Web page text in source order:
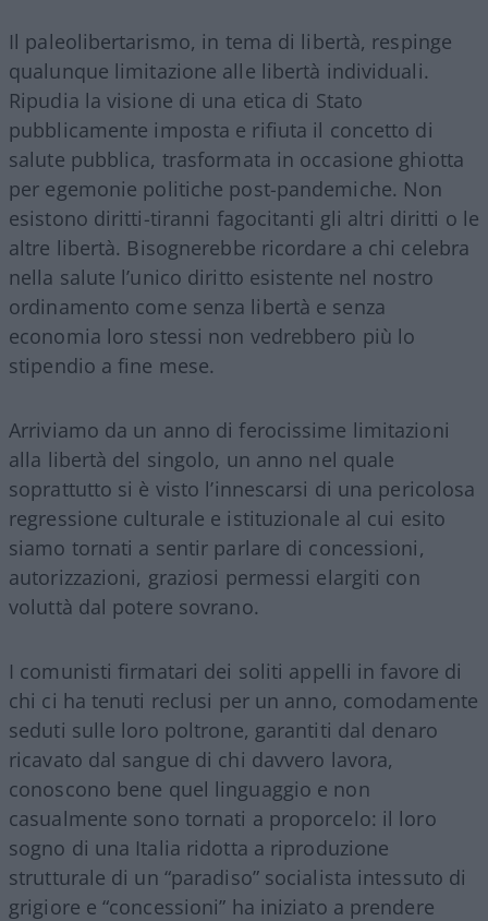
Il paleolibertarismo, in tema di libertà, respinge
qualunque limitazione alle libertà individuali.
Ripudia la visione di una etica di Stato
pubblicamente imposta e rifiuta il concetto di
salute pubblica, trasformata in occasione ghiotta
per egemonie politiche post-pandemiche. Non
esistono diritti-tiranni fagocitanti gli altri diritti o le
altre libertà. Bisognerebbe ricordare a chi celebra
nella salute l’unico diritto esistente nel nostro
ordinamento come senza libertà e senza
economia loro stessi non vedrebbero più lo
stipendio a fine mese.
Arriviamo da un anno di ferocissime limitazioni
alla libertà del singolo, un anno nel quale
soprattutto si è visto l’innescarsi di una pericolosa
regressione culturale e istituzionale al cui esito
siamo tornati a sentir parlare di concessioni,
autorizzazioni, graziosi permessi elargiti con
voluttà dal potere sovrano.
I comunisti firmatari dei soliti appelli in favore di
chi ci ha tenuti reclusi per un anno, comodamente
seduti sulle loro poltrone, garantiti dal denaro
ricavato dal sangue di chi davvero lavora,
conoscono bene quel linguaggio e non
casualmente sono tornati a proporcelo: il loro
sogno di una Italia ridotta a riproduzione
strutturale di un “paradiso” socialista intessuto di
grigiore e “concessioni” ha iniziato a prendere